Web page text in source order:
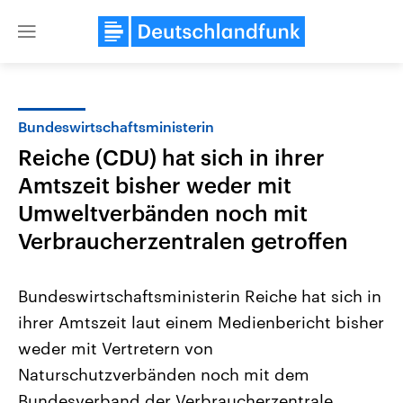
Close
Landtagswahl Sachsen-Anhalt
2026
Alle Informationen
Sachsen-Anhalt wählt am 6.
September 2026 einen neuen
Landtag. Seit 2021 wird das
Bundesland von einer Koalition aus
USA
Aktuelle Beiträge,
gehören die Vereinigten
den mächtigsten Ländern
mit großem Einfluss auf
Bundeswirtschaftsministerin
Reiche (CDU) hat sich in ihrer
Amtszeit bisher weder mit
Umweltverbänden noch mit
Verbraucherzentralen getroffen
Bundeswirtschaftsministerin Reiche hat sich in
ihrer Amtszeit laut einem Medienbericht bisher
weder mit Vertretern von
Naturschutzverbänden noch mit dem